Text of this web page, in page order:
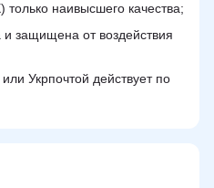
наивысшего качества;
защищена от воздействия
Укрпочтой действует по